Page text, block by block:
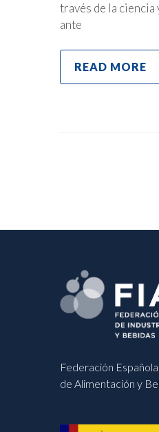
través de la
ante
READ MORE
Federación
de Alimentación y